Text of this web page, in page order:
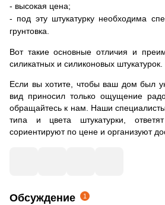
- высокая цена;
- под эту штукатурку необходима
грунтовка.
Вот такие основные отличия и
силикатных и силиконовых штукатурок.
Если вы хотите, чтобы ваш дом был
вид приносил только ощущение
обращайтесь к нам. Наши
типа и цвета штукатурки,
сориентируют по цене и организуют
Обсуждение 1